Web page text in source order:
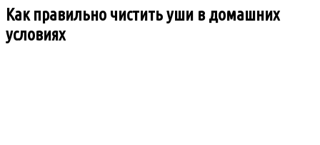
Как правильно чистить уши в домашних
условиях